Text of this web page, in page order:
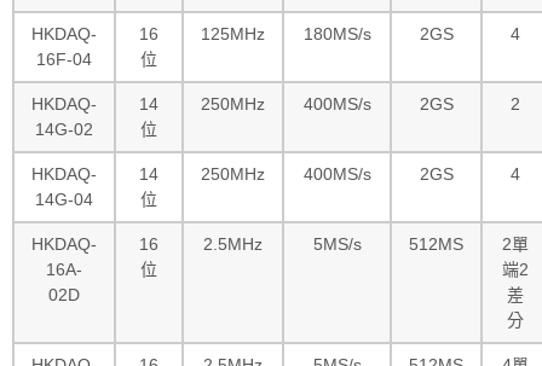
HKDAQ-
16F-04
16
位
125MHz 180MS/s 2GS 4
HKDAQ-
14G-02
14
位
250MHz 400MS/s 2GS 2
HKDAQ-
14G-04
14
位
250MHz 400MS/s 2GS 4
HKDAQ-
16A-
02D
16
位
2.5MHz 5MS/s 512MS
2單
端2
差
分